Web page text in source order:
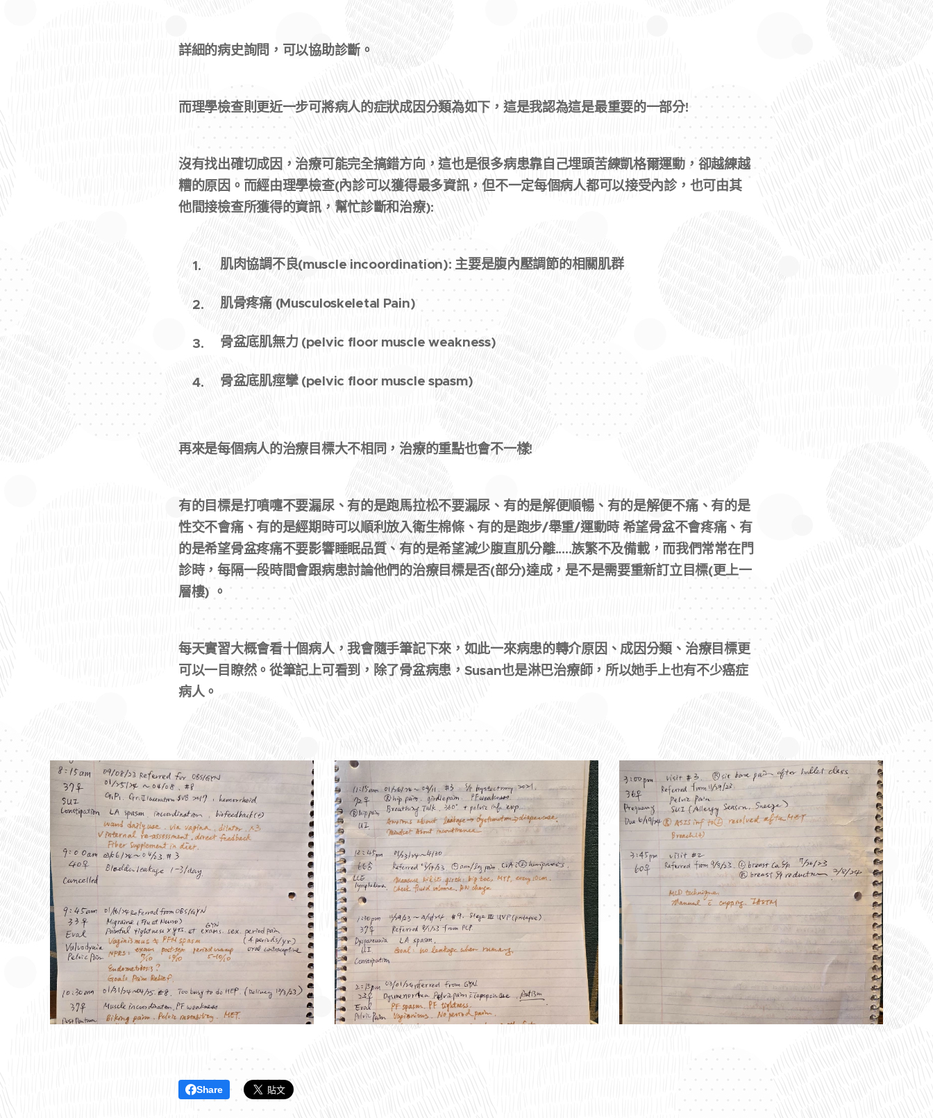
詳細的病史詢問，可以協助診斷。
而理學檢查則更近一步可將病人的症狀成因分類為如下，這是我認為這是最重要的一部分!
沒有找出確切成因，治療可能完全搞錯方向，這也是很多病患靠自己埋頭苦練凱格爾運動，卻越練越
糟的原因。而經由理學檢查(內診可以獲得最多資訊，但不一定每個病人都可以接受內診，也可由其
他間接檢查所獲得的資訊，幫忙診斷和治療):
肌肉協調不良(muscle incoordination): 主要是腹內壓調節的相關肌群
肌骨疼痛 (Musculoskeletal Pain)
骨盆底肌無力 (pelvic floor muscle weakness)
骨盆底肌痙攣 (pelvic floor muscle spasm)
再來是每個病人的治療目標大不相同，治療的重點也會不一樣!
有的目標是打噴嚏不要漏尿、有的是跑馬拉松不要漏尿、有的是解便順暢、有的是解便不痛、有的是
性交不會痛、有的是經期時可以順利放入衛生棉條、有的是跑步/舉重/運動時 希望骨盆不會疼痛、有
的是希望骨盆疼痛不要影響睡眠品質、有的是希望減少腹直肌分離.....族繁不及備載，而我們常常在門
診時，每隔一段時間會跟病患討論他們的治療目標是否(部分)達成，是不是需要重新訂立目標(更上一
層樓) 。
每天實習大概會看十個病人，我會隨手筆記下來，如此一來病患的轉介原因、成因分類、治療目標更
可以一目瞭然。從筆記上可看到，除了骨盆病患，Susan也是淋巴治療師，所以她手上也有不少癌症
病人。
Share